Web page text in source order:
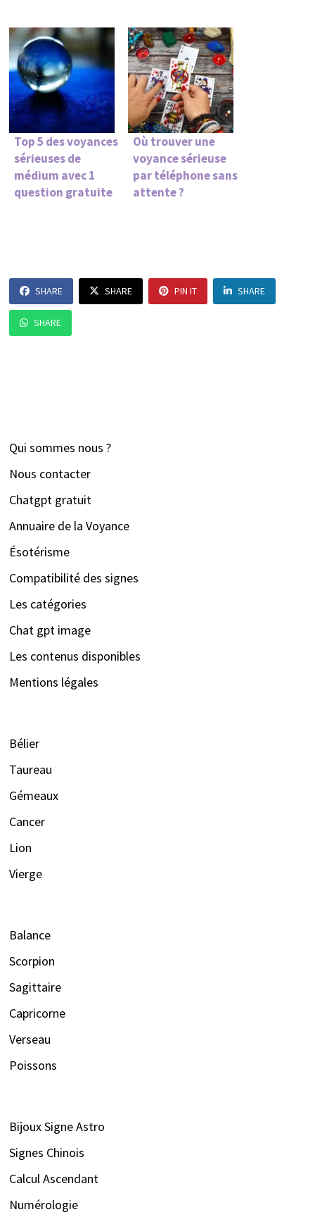
Top 5 des voyances
sérieuses de
médium avec 1
question gratuite
Où trouver une
voyance sérieuse
par téléphone sans
attente ?
SHARE SHARE PIN IT SHARE
SHARE
Qui sommes nous ?
Nous contacter
Chatgpt gratuit
Annuaire de la Voyance
Ésotérisme
Compatibilité des signes
Les catégories
Chat gpt image
Les contenus disponibles
Mentions légales
Bélier
Taureau
Gémeaux
Cancer
Lion
Vierge
Balance
Scorpion
Sagittaire
Capricorne
Verseau
Poissons
Bijoux Signe Astro
Signes Chinois
Calcul Ascendant
Numérologie